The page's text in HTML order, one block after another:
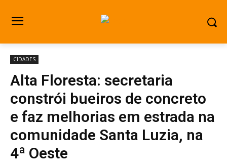
CIDADES
Alta Floresta: secretaria
constrói bueiros de concreto
e faz melhorias em estrada na
comunidade Santa Luzia, na
4ª Oeste